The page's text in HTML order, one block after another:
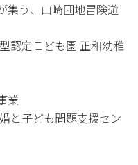
集う、山崎団地冒険遊
認定こども園 正和幼稚
業
と子ども問題支援セン